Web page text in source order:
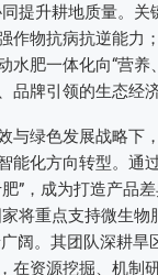
提升耕地质量。关
作物抗病抗逆能力
水肥一体化向“营养
品牌引领的生态经
与绿色发展战略下
能化方向转型。通
”，成为打造产品
将重点支持微生
阔。其团队深耕旱
在资源挖掘、机制